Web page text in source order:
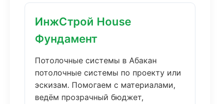
ИнжСтрой House
Фундамент
Потолочные системы в Абакан
потолочные системы по проекту или
эскизам. Помогаем с материалами,
ведём прозрачный бюджет,